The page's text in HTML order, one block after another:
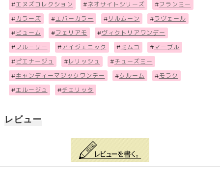
#エヌズコレクション #ネオサイトシリーズ #フランミー
# カラーズ #エバーカラー # リルムーン #ラヴェール
# ビューム #フェリアモ #ヴィクトリアワンデー
#フル－リー #アイジェニック #ミムコ #マーブル
# ピエナージュ # レリッシュ #チューズミー
#キャンディーマジックワンデー #クルーム #モラク
#エルージュ #チェリッタ
レビュー